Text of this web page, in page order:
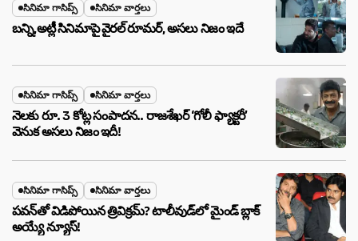
సినిమా గాసిప్స్ సినిమా వార్తలు
బన్ని,అట్లీ సినిమాపై వైరల్ రూమర్, అసలు నిజం ఇదే
సినిమా గాసిప్స్ సినిమా వార్తలు
నెలకు రూ. 3 కోట్ల సంపాదన.. రాజశేఖర్ ‘గోలీ ఫ్యాక్టరీ’
వెనుక అసలు నిజం ఇదీ!
సినిమా గాసిప్స్ సినిమా వార్తలు
పవన్‌తో విడిపోయిన త్రివిక్రమ్? టాలీవుడ్‌లో మైండ్ బ్లాక్
అయ్యే న్యూస్!